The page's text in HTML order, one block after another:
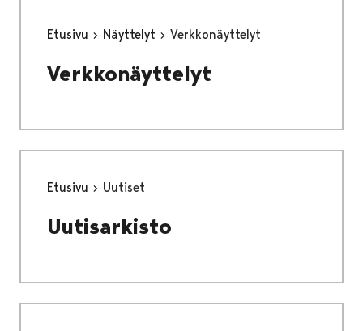
Etusivu Näyttelyt Verkkonäyttelyt
Verkkonäyttelyt
Etusivu Uutiset
Uutisarkisto